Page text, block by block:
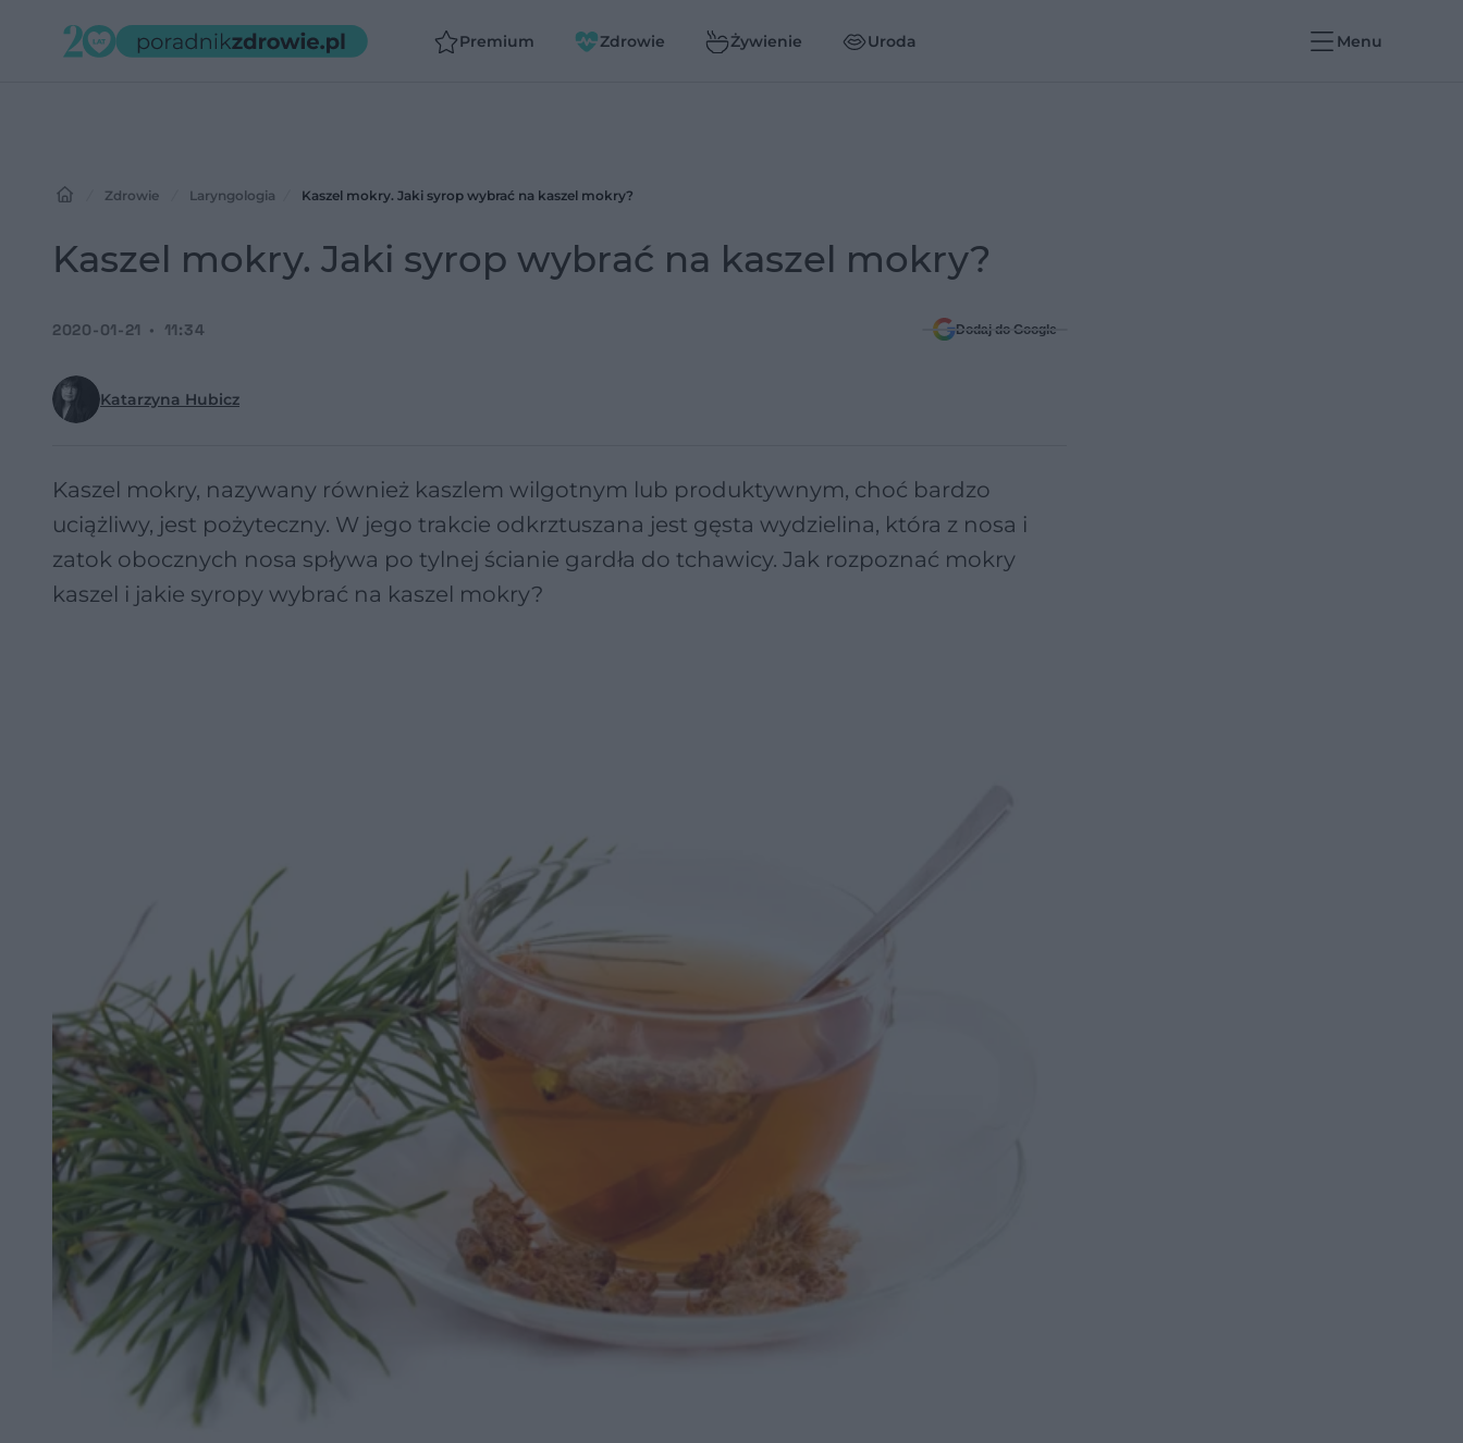
Premium Zdrowie Żywienie Uroda Menu
Zdrowie Laryngologia Kaszel mokry. Jaki syrop wybrać na kaszel mokry?
Kaszel mokry. Jaki syrop wybrać na kaszel mokry?
Katarzyna Hubicz
2020-01-21 11:34 Dodaj do Google
Kaszel mokry, nazywany również kaszlem wilgotnym lub produktywnym, choć bardzo
uciążliwy, jest pożyteczny. W jego trakcie odkrztuszana jest gęsta wydzielina, która z nosa i
zatok obocznych nosa spływa po tylnej ścianie gardła do tchawicy. Jak rozpoznać mokry
kaszel i jakie syropy wybrać na kaszel mokry?